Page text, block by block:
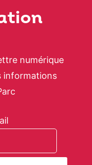
numérique
informations